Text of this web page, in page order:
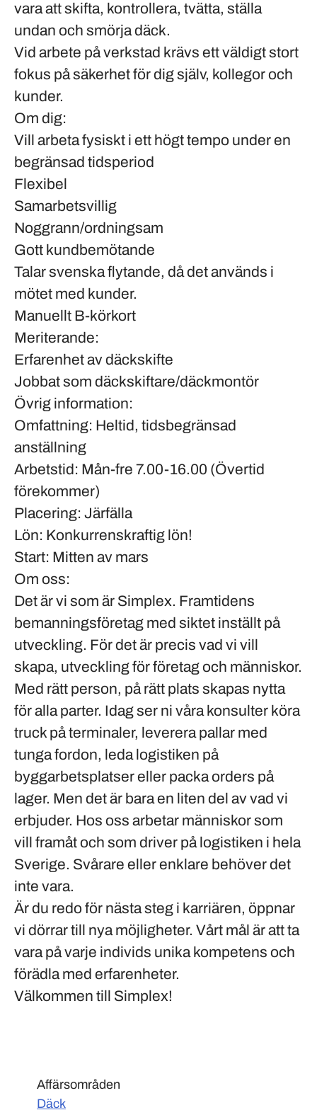
vara att skifta, kontrollera, tvätta, ställa
undan och smörja däck.
Vid arbete på verkstad krävs ett väldigt stort
fokus på säkerhet för dig själv, kollegor och
kunder.
Om dig:
Vill arbeta fysiskt i ett högt tempo under en
begränsad tidsperiod
Flexibel
Samarbetsvillig
Noggrann/ordningsam
Gott kundbemötande
Talar svenska flytande, då det används i
mötet med kunder.
Manuellt B-körkort
Meriterande:
Erfarenhet av däckskifte
Jobbat som däckskiftare/däckmontör
Övrig information:
Omfattning: Heltid, tidsbegränsad
anställning
Arbetstid: Mån-fre 7.00-16.00 (Övertid
förekommer)
Placering: Järfälla
Lön: Konkurrenskraftig lön!
Start: Mitten av mars
Om oss:
Det är vi som är Simplex. Framtidens
bemanningsföretag med siktet inställt på
utveckling. För det är precis vad vi vill
skapa, utveckling för företag och människor.
Med rätt person, på rätt plats skapas nytta
för alla parter. Idag ser ni våra konsulter köra
truck på terminaler, leverera pallar med
tunga fordon, leda logistiken på
byggarbetsplatser eller packa orders på
lager. Men det är bara en liten del av vad vi
erbjuder. Hos oss arbetar människor som
vill framåt och som driver på logistiken i hela
Sverige. Svårare eller enklare behöver det
inte vara.
Är du redo för nästa steg i karriären, öppnar
vi dörrar till nya möjligheter. Vårt mål är att ta
vara på varje individs unika kompetens och
förädla med erfarenheter.
Välkommen till Simplex!
Affärsområden
Däck